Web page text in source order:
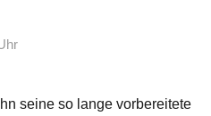
seine so lange vorbereitete